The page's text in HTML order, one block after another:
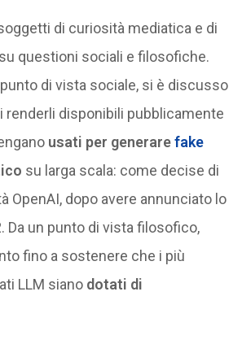
di curiosità mediatica e di
questioni sociali e filosofiche.
di vista sociale, si è discusso
renderli disponibili pubblicamente
usati per generarefake
su larga scala: come decise di
OpenAI, dopo avere annunciato lo
Da un punto di vista filosofico,
fino a sostenere che i più
LLM siano dotati di